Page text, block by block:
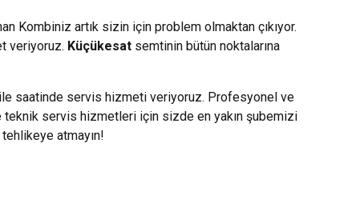
Kombiniz artık sizin için problem olmaktan çıkıyor.
veriyoruz. Küçükesat semtinin bütün noktalarına
ile saatinde servis hizmeti veriyoruz. Profesyonel ve
teknik servis hizmetleri için sizde en yakın şubemizi
atmayın!